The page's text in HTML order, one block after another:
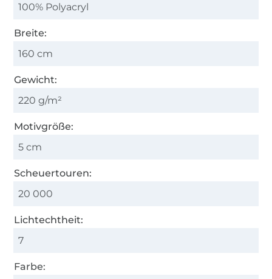
100% Polyacryl
Breite:
160 cm
Gewicht:
220 g/m²
Motivgröße:
5 cm
Scheuertouren:
20 000
Lichtechtheit:
7
Farbe: